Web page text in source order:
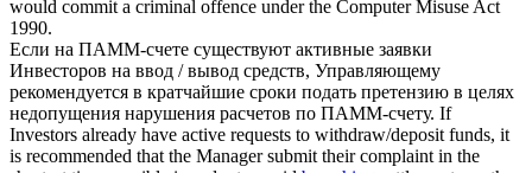
would commit a criminal offence under the Computer Misuse Act
1990.
Если на ПАММ-счете существуют активные заявки
Инвесторов на ввод / вывод средств, Управляющему
рекомендуется в кратчайшие сроки подать претензию в целях
недопущения нарушения расчетов по ПАММ-счету. If
Investors already have active requests to withdraw/deposit funds, it
is recommended that the Manager submit their complaint in the